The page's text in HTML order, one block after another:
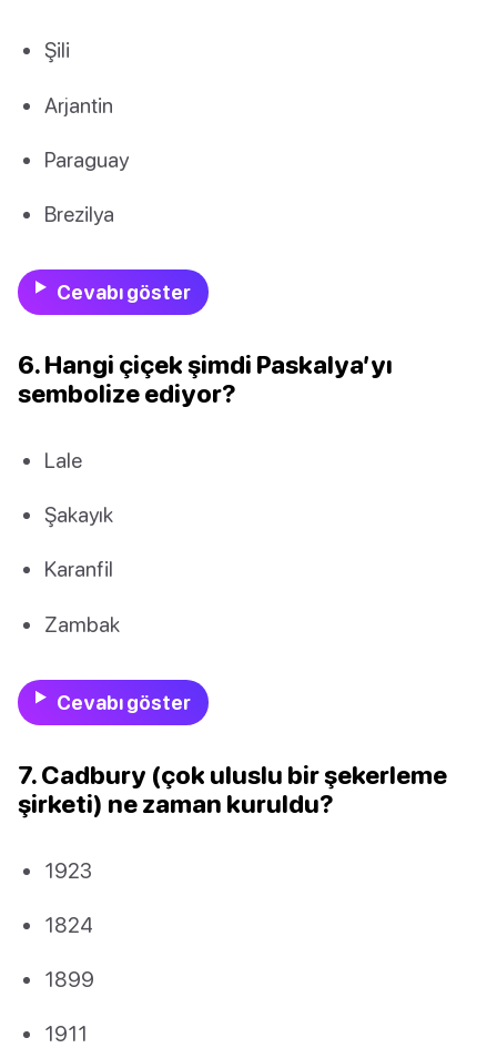
Şili
Arjantin
Paraguay
Brezilya
Cevabı göster
6. Hangi çiçek şimdi Paskalya’yı
sembolize ediyor?
Lale
Şakayık
Karanfil
Zambak
Cevabı göster
7. Cadbury (çok uluslu bir şekerleme
şirketi) ne zaman kuruldu?
1923
1824
1899
1911